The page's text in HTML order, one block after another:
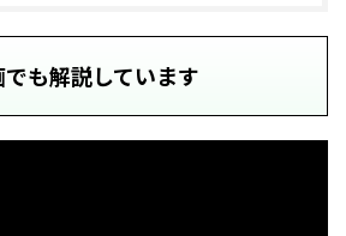
も解説しています